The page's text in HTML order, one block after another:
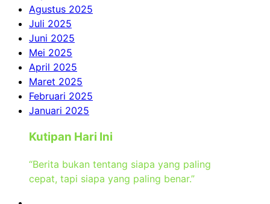
Agustus 2025
Juli 2025
Juni 2025
Mei 2025
April 2025
Maret 2025
Februari 2025
Januari 2025
Kutipan Hari Ini
“Berita bukan tentang siapa yang paling
cepat, tapi siapa yang paling benar.”